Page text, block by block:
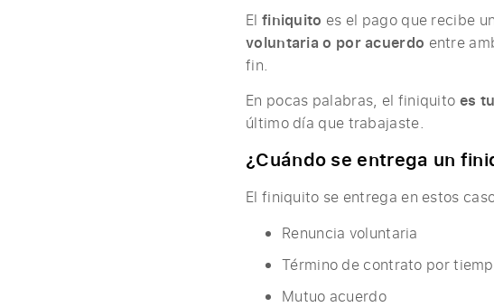
El finiquito es el pago que recibe
voluntaria o por acuerdo entre
fin.
En pocas palabras, el finiquito es
último día que trabajaste.
¿Cuándo se entrega un
El finiquito se entrega en estos
Renuncia voluntaria
Término de contrato por
Mutuo acuerdo